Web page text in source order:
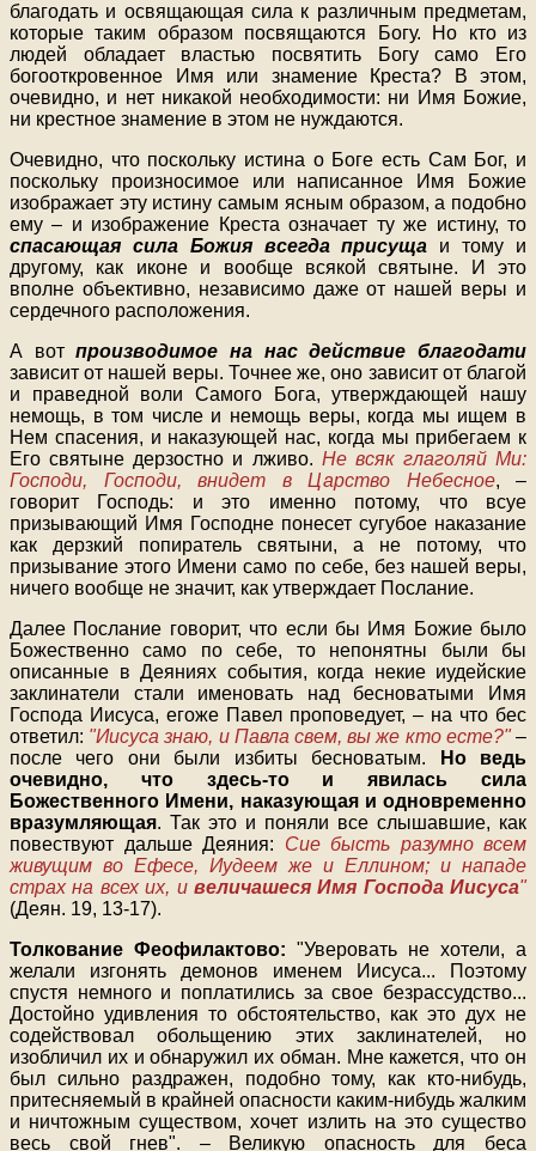
благодать и освящающая сила к различным предметам,
которые таким образом посвящаются Богу. Но кто из
людей обладает властью посвятить Богу само Его
богооткровенное Имя или знамение Креста? В этом,
очевидно, и нет никакой необходимости: ни Имя Божие,
ни крестное знамение в этом не нуждаются.
Очевидно, что поскольку истина о Боге есть Сам Бог, и
поскольку произносимое или написанное Имя Божие
изображает эту истину самым ясным образом, а подобно
ему – и изображение Креста означает ту же истину, то
спасающая сила Божия всегда присуща и тому и
другому, как иконе и вообще всякой святыне. И это
вполне объективно, независимо даже от нашей веры и
сердечного расположения.
А вотпроизводимое на нас действие благодати
зависит от нашей веры. Точнее же, оно зависит от благой
и праведной воли Самого Бога, утверждающей нашу
немощь, в том числе и немощь веры, когда мы ищем в
Нем спасения, и наказующей нас, когда мы прибегаем к
Его святыне дерзостно и лживо. Не всяк глаголяй Ми:
Господи, Господи, внидет в Царство Небесное, –
говорит Господь: и это именно потому, что всуе
призывающий Имя Господне понесет сугубое наказание
как дерзкий попиратель святыни, а не потому, что
призывание этого Имени само по себе, без нашей веры,
ничего вообще не значит, как утверждает Послание.
Далее Послание говорит, что если бы Имя Божие было
Божественно само по себе, то непонятны были бы
описанные в Деяниях события, когда некие иудейские
заклинатели стали именовать над бесноватыми Имя
Господа Иисуса, егоже Павел проповедует, – на что бес
ответил: "Иисуса знаю, и Павла свем, вы же кто есте?"–
после чего они были избиты бесноватым.
Но ведь
очевидно, что здесь-то и явилась сила
Божественного Имени, наказующая и одновременно
вразумляющая. Так это и поняли все слышавшие, как
повествуют дальше Деяния: Сие бысть разумно всем
живущим во Ефесе, Иудеем же и Еллином; и нападе
страх на всех их, и величашеся Имя Господа Иисуса"
(Деян. 19, 13-17).
Толкование Феофилактово: "Уверовать не хотели, а
желали изгонять демонов именем Иисуса... Поэтому
спустя немного и поплатились за свое безрассудство...
Достойно удивления то обстоятельство, как это дух не
содействовал обольщению этих заклинателей, но
изобличил их и обнаружил их обман. Мне кажется, что он
был сильно раздражен, подобно тому, как кто-нибудь,
притесняемый в крайней опасности каким-нибудь жалким
и ничтожным существом, хочет излить на это существо
весь свой гнев". – Великую опасность для беса